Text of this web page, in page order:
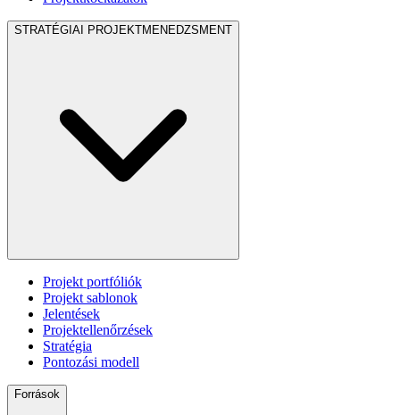
STRATÉGIAI PROJEKTMENEDZSMENT
Projekt portfóliók
Projekt sablonok
Jelentések
Projektellenőrzések
Stratégia
Pontozási modell
Források